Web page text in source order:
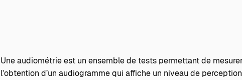
Une audiométrie est un ensemble de tests permettant de
l’obtention d’un audiogramme qui affiche un niveau de